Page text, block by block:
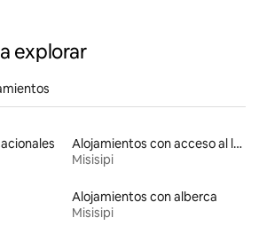
explorar
Alojamientos con acceso al lago
Misisipi
Alojamientos con alberca
Misisipi